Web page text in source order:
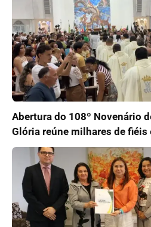
Abertura do 108º Novenário
Glória reúne milhares de fiéis